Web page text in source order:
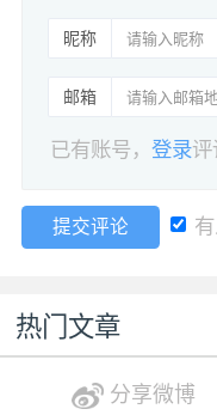
昵称
邮箱
已有账号，登录
提交评论
热门文章
分享微博